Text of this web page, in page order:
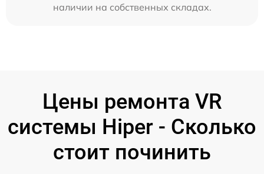
наличии на собственных складах.
Цены ремонта VR
системы Hiper - Сколько
стоит починить